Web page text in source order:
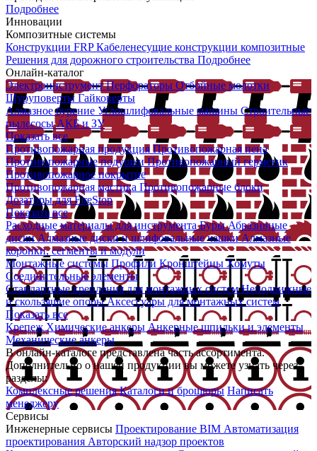
Подробнее
Инновации
Композитные системы
Конструкции FRPКабеленесущие конструкции композитные
Решения для дорожного строительства Подробнее
Онлайн-каталог
ЭлектроинструментПерфораторы Отбойные молотки
Шуруповерты Гайковерты
Алмазное бурение Углошлифовальные машины Строительные
пылесосыАКБ и ЗУ
Показать все
Противопожарная продукция Противопожарная пена
Противопожарные подушкиПротивопожарный герметик
Противопожарное покрытие
Противопожарная мастика Противопожарные блоки
Дозаторы для FireStop
Показать все
Расходные материалы для инструментаБурыАбразивные
дискиАлмазные диски и шлифовальные чашкиАлмазные
коронки, сегменты и модули
Монтажные системы Профили КронштейныХомуты
Соединительные элементы
Стандартные крепления для монтажных системНеподвижные
и скользящие опорыАксессуары для монтажных систем
Показать все
КрепежХимические анкеры Анкерные шпильки и элементы
Механические анкеры
В онлайн-каталоге представлена часть ассортимента.
Дополнительно о нашей продукции вы можете узнать через
разделы:
Комплексные решения Каталоги и брошюры Написать
менеджеру
Сервисы
Инженерные сервисы Проектирование BIM Автоматизация
проектирования Авторский надзор проектов